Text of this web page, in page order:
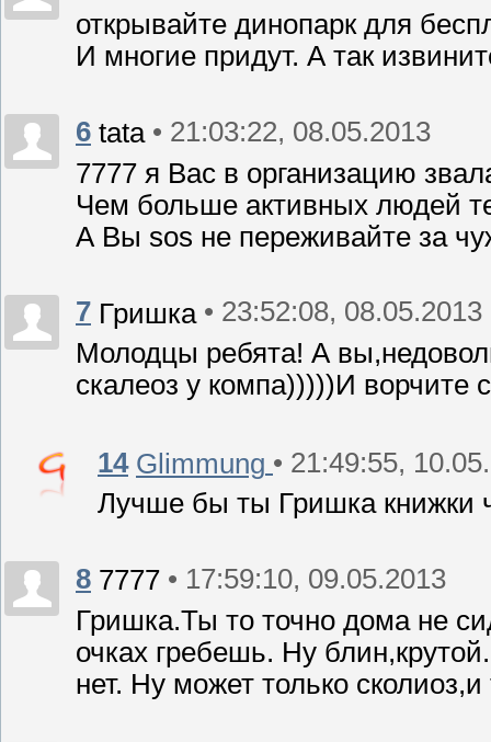
открывайте динопарк для
И многие придут. А так
6 tata • 21:03:22, 08.05.2013
7777 я Вас в организацию
Чем больше активных людей
А Вы sos не переживайте за
7 Гришка • 23:52:08, 08.05.2013
Молодцы ребята! А
скалеоз у компа)))))И ворчите
14 Glimmung • 21:49:55,
Лучше бы ты Гришка книжки
8 7777 • 17:59:10, 09.05.2013
Гришка.Ты то точно дома не
очках гребешь. Ну
нет. Ну может только